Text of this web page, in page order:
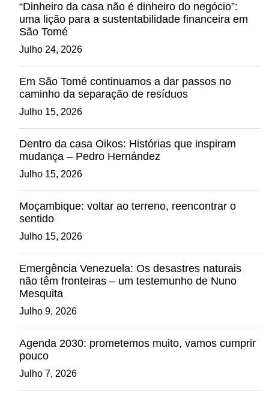
“Dinheiro da casa não é dinheiro do negócio”:
uma lição para a sustentabilidade financeira em
São Tomé
Julho 24, 2026
Em São Tomé continuamos a dar passos no
caminho da separação de resíduos
Julho 15, 2026
Dentro da casa Oikos: Histórias que inspiram
mudança – Pedro Hernández
Julho 15, 2026
Moçambique: voltar ao terreno, reencontrar o
sentido
Julho 15, 2026
Emergência Venezuela: Os desastres naturais
não têm fronteiras – um testemunho de Nuno
Mesquita
Julho 9, 2026
Agenda 2030: prometemos muito, vamos cumprir
pouco
Julho 7, 2026